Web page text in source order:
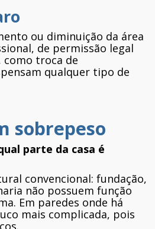
ou diminuição da área
de permissão legal
como troca de
qualquer tipo de
sobrepeso
parte da casa é
convencional: fundação,
não possuem função
Em paredes onde há
mais complicada, pois